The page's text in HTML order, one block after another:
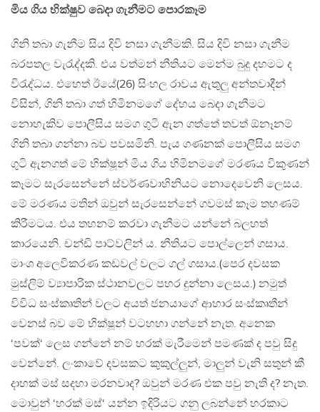
මිය ගිය භික්ෂුව බෙදා ගැනීමට පොරකෑම
ගිනි තබා ගැනීම සිය දිවි නසා ගැනීමකි. සිය දිවි නසා ගැනීම
බරපතල වැරැද්දකි. එය වත්මන් නීතියට මෙන්ම බුදු දහමට ද
විරැද්ධය. එහෙත් ඊයේ(26) සිංහල රාවය ඇතුලු අන්තවාදීන්
විසින්, ගිනි තබා ගත් හිමිනමගේ දේහය බෙදා ගැනීමට
නොහැකිව පොලීසිය සමග ගුටි ඇන ගත්තේ තවත් ඕනෑනම්
ගිනි තබා ගන්නා බව පවසමිනි. පැය ගණනක් පොලීසිය සමග
ගුටි ඇනගත් මේ භික්ෂූන් මිය ගිය හිමිනමගේ මරණය විකුණන්
කෑමට සැරසෙන්නේ ස්වර්ණවාහිනියට නොදෙවෙනි ලෙසය.
මේ මරණය මතින් ඔවුන් සැරසෙන්නේ ගවමස් කෑම තහණම්
කිරීමටය. එය තහනම් කරවා ගැනීමට යන්නේ බලහත්
කාරයෙනි. චන්ඩි පාට්වලින් ය. නීතියට පොල්ලෙන් ගසාය.
මාංශ අලෙවිකරණ කඩවල් වලට ගල් ගසාය.(පෙර දවසක
මුස්ලිම් ව්‍යාපාරික ස්ථානවලට පහර දුන්නා ලෙසය.) නමුත්
විවිධ සංස්කෘතින් වලට අයත් ජනයාගේ ආහාර සංස්කෘතීන්
වෙනස් බව මේ භික්ෂූන් වටහහා ගන්නේ නැත. අනෙක
‘පවක්‘ ලෙස ගන්නේ නම් හරක් මැරීමෙන් පමණක් ද පවු සිදු
වෙන්නේ. ලංකාවේ දවසකට කුකුල්ලුන්, මාලුන් වැනි සතුන් කී
දාහක් මස් සදහා මරනවාද? ඔවුන් මරණ එක පවු නැති ද? නැත.
මොවුන් ‘හරක් මස්‘ යන්න ඉදිරියට ගනු ලබන්නේ හරකාට